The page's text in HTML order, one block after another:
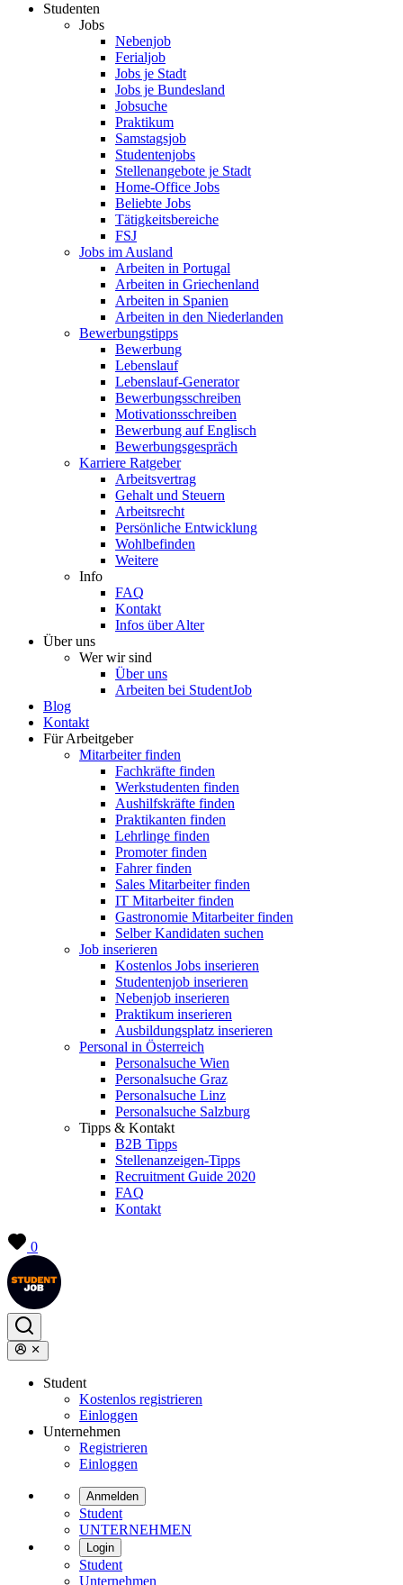
Studenten
Jobs
Nebenjob
Ferialjob
Jobs je Stadt
Jobs je Bundesland
Jobsuche
Praktikum
Samstagsjob
Studentenjobs
Stellenangebote je Stadt
Home-Office Jobs
Beliebte Jobs
Tätigkeitsbereiche
FSJ
Jobs im Ausland
Arbeiten in Portugal
Arbeiten in Griechenland
Arbeiten in Spanien
Arbeiten in den Niederlanden
Bewerbungstipps
Bewerbung
Lebenslauf
Lebenslauf-Generator
Bewerbungsschreiben
Motivationsschreiben
Bewerbung auf Englisch
Bewerbungsgespräch
Karriere Ratgeber
Arbeitsvertrag
Gehalt und Steuern
Arbeitsrecht
Persönliche Entwicklung
Wohlbefinden
Weitere
Info
FAQ
Kontakt
Infos über Alter
Über uns
Wer wir sind
Über uns
Arbeiten bei StudentJob
Blog
Kontakt
Für Arbeitgeber
Mitarbeiter finden
Fachkräfte finden
Werkstudenten finden
Aushilfskräfte finden
Praktikanten finden
Lehrlinge finden
Promoter finden
Fahrer finden
Sales Mitarbeiter finden
IT Mitarbeiter finden
Gastronomie Mitarbeiter finden
Selber Kandidaten suchen
Job inserieren
Kostenlos Jobs inserieren
Studentenjob inserieren
Nebenjob inserieren
Praktikum inserieren
Ausbildungsplatz inserieren
Personal in Österreich
Personalsuche Wien
Personalsuche Graz
Personalsuche Linz
Personalsuche Salzburg
Tipps & Kontakt
B2B Tipps
Stellenanzeigen-Tipps
Recruitment Guide 2020
FAQ
Kontakt
0
Student
Kostenlos registrieren
Einloggen
Unternehmen
Registrieren
Einloggen
Anmelden
Student
UNTERNEHMEN
Login
Student
Unternehmen